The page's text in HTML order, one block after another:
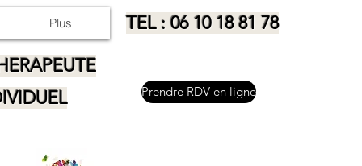
Plus TEL : 06 10 18 81 78
Prendre RDV en ligne